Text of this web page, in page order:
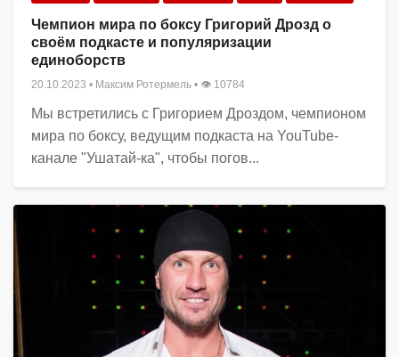
Чемпион мира по боксу Григорий Дрозд о
своём подкасте и популяризации
единоборств
20.10.2023 • Максим Ротермель • 👁 10784
Мы встретились с Григорием Дроздом, чемпионом
мира по боксу, ведущим подкаста на YouTube-
канале "Ушатай-ка", чтобы погов...